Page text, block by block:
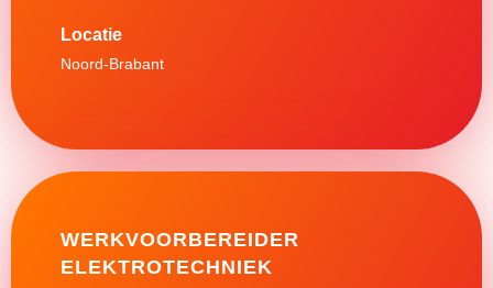
Noord-Brabant
WERKVOORBEREIDER
ELEKTROTECHNIEK